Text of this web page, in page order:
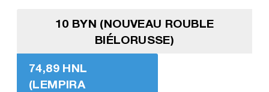
10 BYN (NOUVEAU ROUBLE
BIÉLORUSSE)
74,89 HNL
(LEMPIRA